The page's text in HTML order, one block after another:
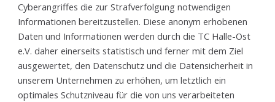
Cyberangriffes die zur Strafverfolgung notwendigen
Informationen bereitzustellen. Diese anonym erhobenen
Daten und Informationen werden durch die TC Halle-Ost
e.V. daher einerseits statistisch und ferner mit dem Ziel
ausgewertet, den Datenschutz und die Datensicherheit in
unserem Unternehmen zu erhöhen, um letztlich ein
optimales Schutzniveau für die von uns verarbeiteten